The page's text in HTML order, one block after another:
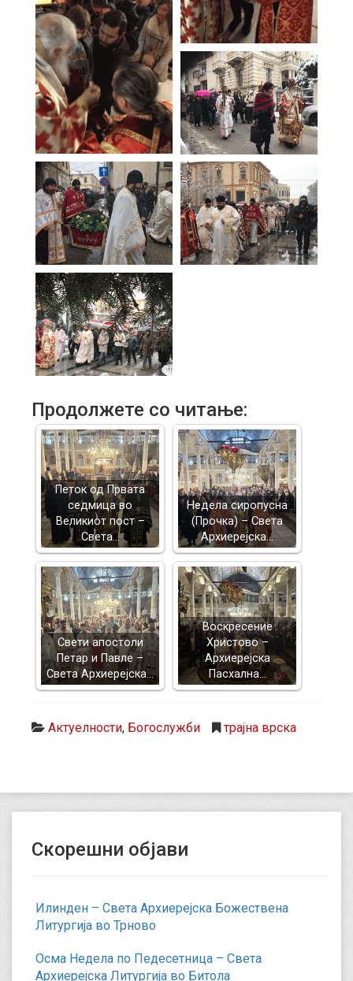
Продолжете со читање:
Петок од Првата
седмица во
Великиот пост –
Света…
Недела сиропусна
(Прочка) – Света
Архиерејска…
Свети апостоли
Петар и Павле –
Света Архиерејска…
Воскресение
Христово –
Архиерејска
Пасхална…
Актуелности, Богослужби трајна врска
Скорешни објави
Илинден – Света Архиерејска Божествена
Литургија во Трново
Осма Недела по Педесетница – Света
Архиерејска Литургија во Битола